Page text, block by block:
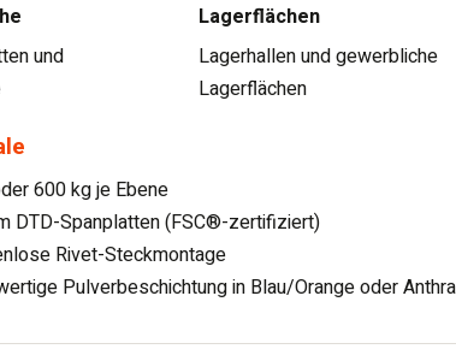
und
Lagerflächen
Lagerhallen und gewerbliche
Lagerflächen
600 kg je Ebene
DTD-Spanplatten (FSC®-zertifiziert)
Rivet-Steckmontage
Pulverbeschichtung in Blau/Orange oder